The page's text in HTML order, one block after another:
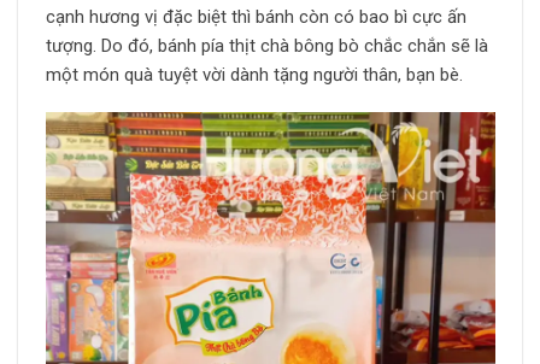
cạnh hương vị đặc biệt thì bánh còn có bao bì cực ấn
tượng. Do đó, bánh pía thịt chà bông bò chắc chắn sẽ là
một món quà tuyệt vời dành tặng người thân, bạn bè.